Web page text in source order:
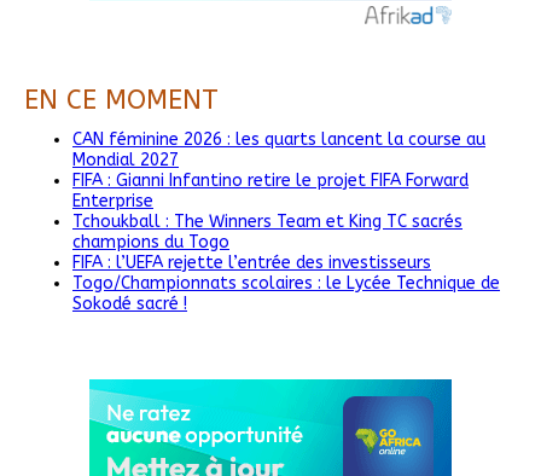
EN CE MOMENT
CAN féminine 2026 : les quarts lancent la course au
Mondial 2027
FIFA : Gianni Infantino retire le projet FIFA Forward
Enterprise
Tchoukball : The Winners Team et King TC sacrés
champions du Togo
FIFA : l’UEFA rejette l’entrée des investisseurs
Togo/Championnats scolaires : le Lycée Technique de
Sokodé sacré !